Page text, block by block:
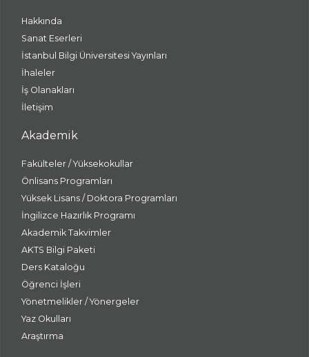
Hakkında
Sanat Eserleri
İstanbul Bilgi Üniversitesi Yayınları
İhaleler
İş Olanakları
İletişim
Akademik
Fakülteler / Yüksekokullar
Önlisans Programları
Yüksek Lisans / Doktora Programları
İngilizce Hazırlık Programı
Akademik Takvimler
AKTS Bilgi Paketi
Ders Kataloğu
Öğrenci İşleri
Yönetmelikler / Yönergeler
Yaz Okulları
Araştırma